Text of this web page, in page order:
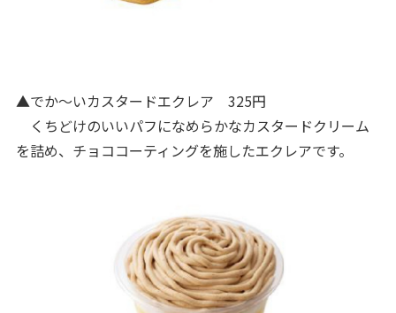
▲でか～いカスタードエクレア 325円
くちどけのいいパフになめらかなカスタードクリーム
を詰め、チョココーティングを施したエクレアです。